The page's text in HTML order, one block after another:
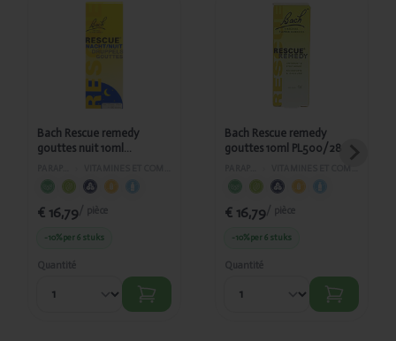
remedy
gouttes nuit
Bach Rescue remedy
gouttes nuit 10ml
€ 16,79/ pièce
-10%per 6 stuks
Quantité
Ajouté
Bach Rescue
remedy
10ml
PL500/28
Bach Rescue remedy
gouttes 10ml PL500/28
€ 16,79/ pièce
-10%per 6 stuks
Quantité